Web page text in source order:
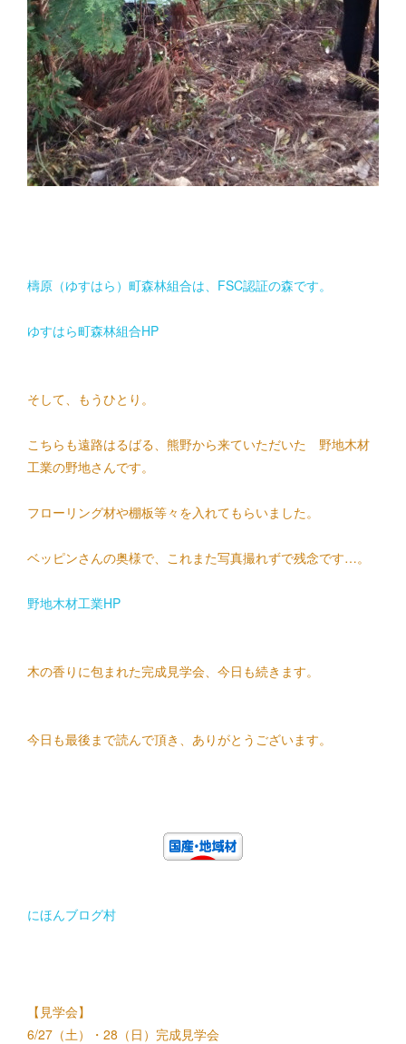
檮原（ゆすはら）町森林組合は、FSC認証の森です。
ゆすはら町森林組合HP
そして、もうひとり。
こちらも遠路はるばる、熊野から来ていただいた 野地木材
工業の野地さんです。
フローリング材や棚板等々を入れてもらいました。
ベッピンさんの奥様で、これまた写真撮れずで残念です…。
野地木材工業HP
木の香りに包まれた完成見学会、今日も続きます。
今日も最後まで読んで頂き、ありがとうございます。
にほんブログ村
【見学会】
6/27（土）・28（日）完成見学会